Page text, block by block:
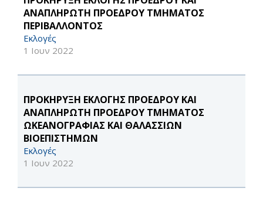
ΑΝΑΠΛΗΡΩΤΗ ΠΡΟΕΔΡΟΥ ΤΜΗΜΑΤΟΣ
ΠΕΡΙΒΑΛΛΟΝΤΟΣ
Εκλογές
1 Ιουν 2022
ΠΡΟΚΗΡΥΞΗ ΕΚΛΟΓΗΣ ΠΡΟΕΔΡΟΥ ΚΑΙ
ΑΝΑΠΛΗΡΩΤΗ ΠΡΟΕΔΡΟΥ ΤΜΗΜΑΤΟΣ
ΩΚΕΑΝΟΓΡΑΦΙΑΣ ΚΑΙ ΘΑΛΑΣΣΙΩΝ
ΒΙΟΕΠΙΣΤΗΜΩΝ
Εκλογές
1 Ιουν 2022